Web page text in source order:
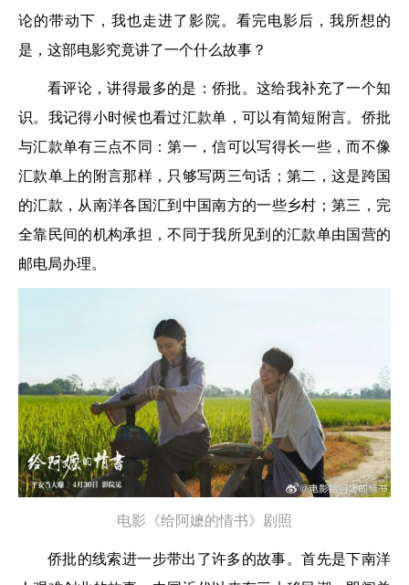
论的带动下，我也走进了影院。看完电影后，我所想的
是，这部电影究竟讲了一个什么故事？
看评论，讲得最多的是：侨批。这给我补充了一个知
识。我记得小时候也看过汇款单，可以有简短附言。侨批
与汇款单有三点不同：第一，信可以写得长一些，而不像
汇款单上的附言那样，只够写两三句话；第二，这是跨国
的汇款，从南洋各国汇到中国南方的一些乡村；第三，完
全靠民间的机构承担，不同于我所见到的汇款单由国营的
邮电局办理。
电影《给阿嬷的情书》剧照
侨批的线索进一步带出了许多的故事。首先是下南洋